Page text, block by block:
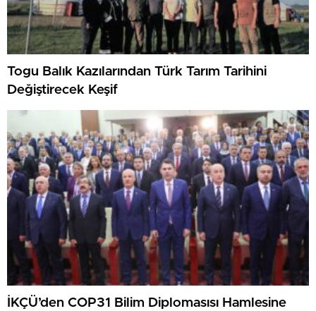
Togu Balık Kazılarından Türk Tarım Tarihini
Değiştirecek Keşif
İKÇÜ’den COP31 Bilim Diplomasısı Hamlesine